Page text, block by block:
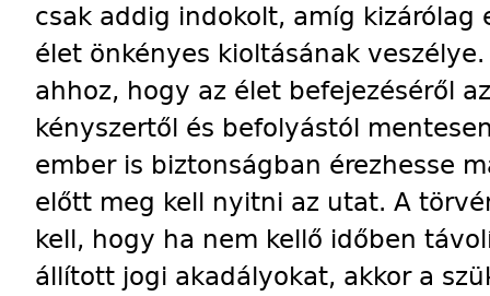
csak addig indokolt, amíg
élet önkényes kioltásának
ahhoz, hogy az élet befejezéséről
kényszertől és befolyástól
ember is biztonságban érezhesse
előtt meg kell nyitni az utat. A
kell, hogy ha nem kellő időben
állított jogi akadályokat, akkor a